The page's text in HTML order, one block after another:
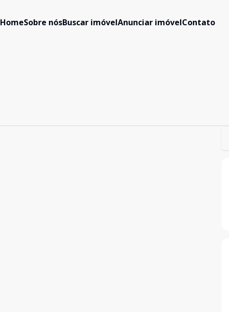
HomeSobre nósBuscar imóvelAnunciar imóvelContato